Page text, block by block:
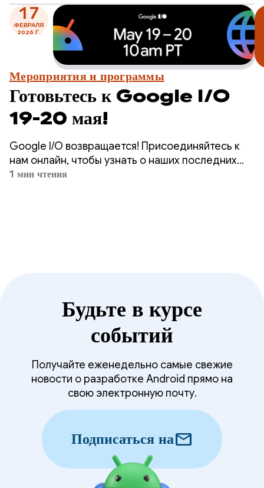
17
ФЕВРАЛЯ
2026 Г.
Мероприятия и программы
Готовьтесь к Google I/O
19-20 мая!
Google I/O возвращается! Присоединяйтесь к
нам онлайн, чтобы узнать о наших последних
достижениях в области искусственного
1 мин чтения
Будьте в курсе
событий
Получайте еженедельно самые свежие
новости о разработке Android прямо на
свою электронную почту.
Подписаться наmail